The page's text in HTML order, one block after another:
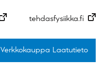
tehdasfysiikka.fi
Verkkokauppa Laatutieto